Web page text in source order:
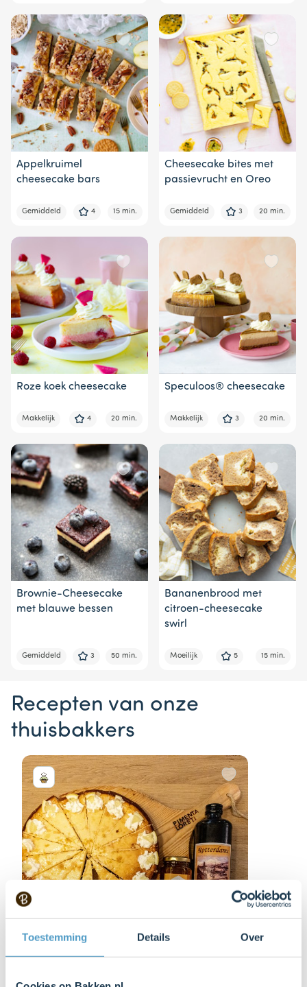
Toestemming Details Over
Appelkruimel
cheesecake bars
Gemiddeld 4 15 min.
Cheesecake bites met
passievrucht en Oreo
Gemiddeld 3 20 min.
Roze koek cheesecake
Makkelijk 4 20 min.
Speculoos® cheesecake
Makkelijk 3 20 min.
Brownie-Cheesecake
met blauwe bessen
Gemiddeld 3 50 min.
Bananenbrood met
citroen-cheesecake
swirl
Moeilijk 5 15 min.
Recepten van onze
thuisbakkers